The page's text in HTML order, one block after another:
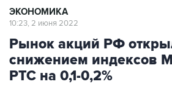
ЭКОНОМИКА
10:23, 2 июня 2022
Рынок акций РФ
снижением индексов
РТС на 0,1-0,2%